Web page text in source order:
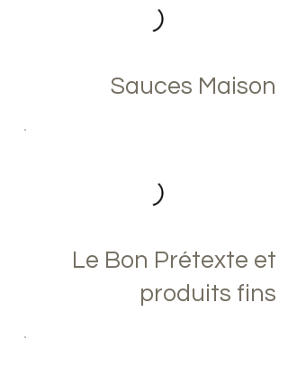
Sauces Maison
Le Bon Prétexte et
produits fins